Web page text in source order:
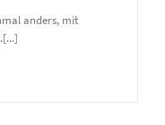
anders, mit